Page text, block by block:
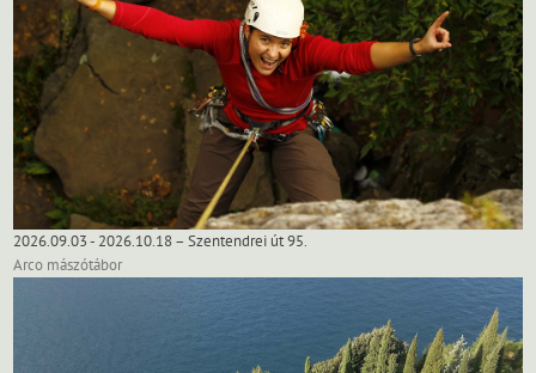
2026.09.03 - 2026.10.18 – Szentendrei út 95.
Arco mászótábor